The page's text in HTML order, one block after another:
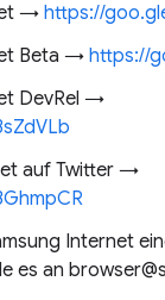
→ https://
Beta → https://
DevRel →
auf Twitter →
Internet
es an